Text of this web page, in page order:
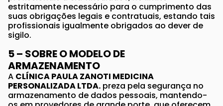
estritamente necessário para o cumprimento das
suas obrigações legais e contratuais, estando tais
profissionais igualmente obrigados ao dever de
sigilo.
5 – SOBRE O MODELO DE
ARMAZENAMENTO
A CLÍNICA PAULA ZANOTI MEDICINA
PERSONALIZADA LTDA. preza pela segurança no
armazenamento de dados pessoais, mantendo-